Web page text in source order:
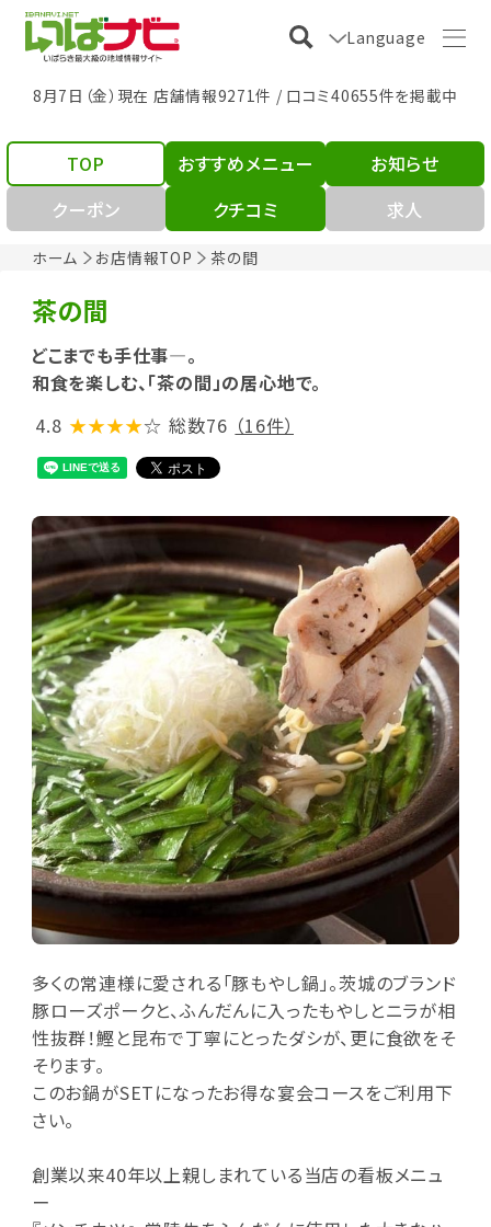
Language
8月7日（金）現在 店舗情報9271件 / 口コミ40655件を掲載中
ホーム お店情報TOP 茶の間
TOP おすすめメニュー
お知らせ
クーポン
クチコミ 求人
茶の間
どこまでも手仕事―。
和食を楽しむ、「茶の間」の居心地で。
4.8 ★★★★☆ 総数76 （16件）
多くの常連様に愛される「豚もやし鍋」。茨城のブランド
豚ローズポークと、ふんだんに入ったもやしとニラが相
性抜群！鰹と昆布で丁寧にとったダシが、更に食欲をそ
そります。
このお鍋がSETになったお得な宴会コースをご利用下
さい。
創業以来40年以上親しまれている当店の看板メニュ
ー